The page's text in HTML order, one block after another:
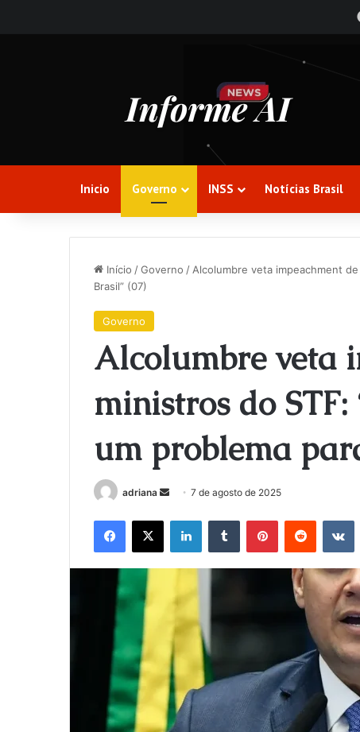
Inicio Governo INSS Notícias Brasil
Início /Governo / Alcolumbre veta impeachment
Brasil” (07)
Governo
Alcolumbre veta
ministros do
um problema
adriana
Mande
mail
7 de agosto de 2025
Facebook
X LinkedinTumblr PinterestReddit